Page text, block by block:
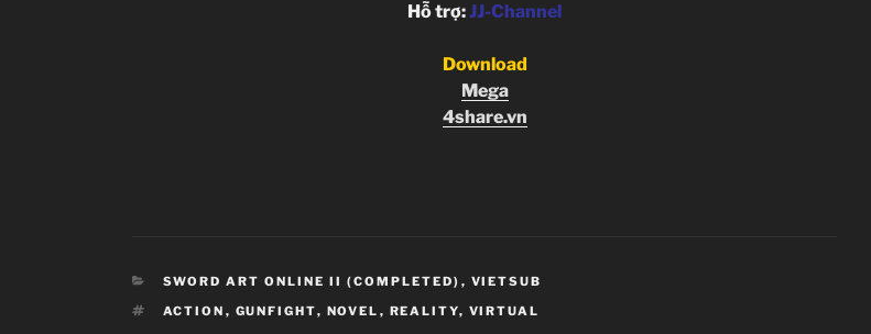
Hỗ trợ:JJ-Channel
Download
Mega
4share.vn
CATEGORIES
SWORD ART ONLINE II (COMPLETED) , VIETSUB
TAGS
ACTION , GUNFIGHT, NOVEL , REALITY, VIRTUAL